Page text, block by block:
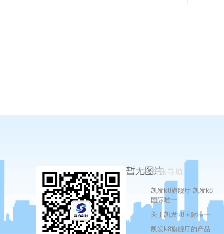
快速导航
凯发k8旗舰厅-凯发k8
国际唯一
关于凯发k8国际唯一
凯发k8旗舰厅的产品